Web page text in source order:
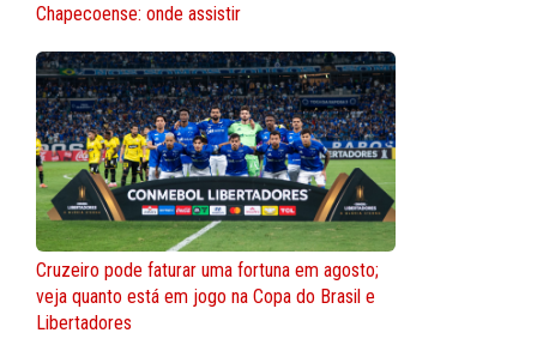
Chapecoense: onde assistir
Cruzeiro pode faturar uma fortuna em agosto;
veja quanto está em jogo na Copa do Brasil e
Libertadores